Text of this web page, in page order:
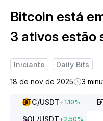
Bitcoin está
3 ativos estão
Iniciante
Daily Bits
18 de nov de 2025
3
BTC/USDT+1.10%
SOL/USDT+2.50%